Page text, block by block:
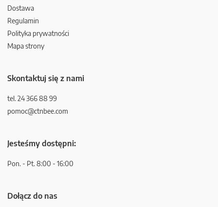
Dostawa
Regulamin
Polityka prywatności
Mapa strony
Skontaktuj się z nami
tel. 24 366 88 99
pomoc@ctnbee.com
Jesteśmy dostępni:
Pon. - Pt. 8:00 - 16:00
Dołącz do nas